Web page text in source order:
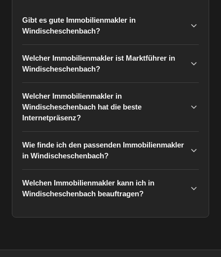
Gibt es gute Immobilienmakler in
Windischeschenbach?
Welcher Immobilienmakler ist Marktführer in
Windischeschenbach?
Welcher Immobilienmakler in
Windischeschenbach hat die beste
Internetpräsenz?
Wie finde ich den passenden Immobilienmakler
in Windischeschenbach?
Welchen Immobilienmakler kann ich in
Windischeschenbach beauftragen?